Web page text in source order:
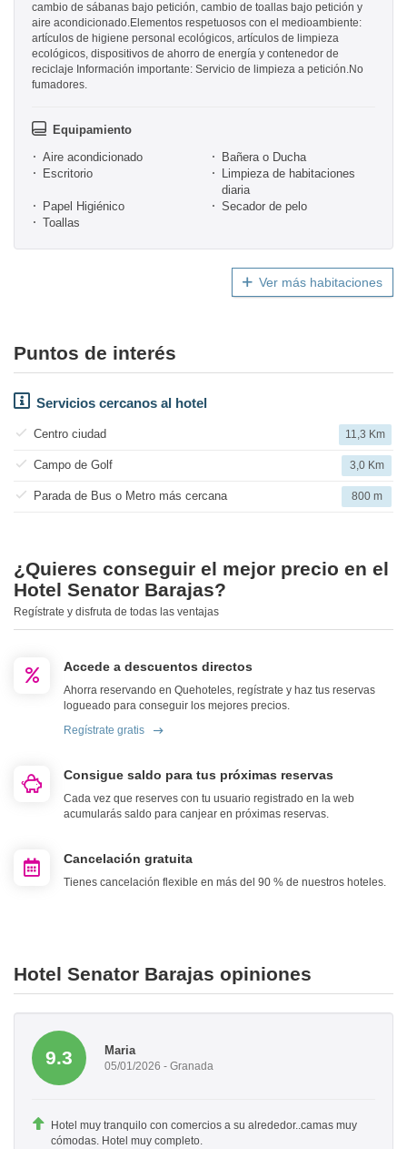
cambio de sábanas bajo petición, cambio de toallas bajo petición y
aire acondicionado.Elementos respetuosos con el medioambiente:
artículos de higiene personal ecológicos, artículos de limpieza
ecológicos, dispositivos de ahorro de energía y contenedor de
reciclaje Información importante: Servicio de limpieza a petición.No
fumadores.
Equipamiento
Aire acondicionado
Bañera o Ducha
Escritorio
Limpieza de habitaciones
diaria
Papel Higiénico
Secador de pelo
Toallas
Ver más habitaciones
Puntos de interés
Servicios cercanos al hotel
Centro ciudad 11,3 Km
Campo de Golf 3,0 Km
Parada de Bus o Metro más cercana 800 m
¿Quieres conseguir el mejor precio en el
Hotel Senator Barajas?
Regístrate y disfruta de todas las ventajas
Accede a descuentos directos
Ahorra reservando en Quehoteles, regístrate y haz tus reservas
logueado para conseguir los mejores precios.
Regístrate gratis
Consigue saldo para tus próximas reservas
Cada vez que reserves con tu usuario registrado en la web
acumularás saldo para canjear en próximas reservas.
Cancelación gratuita
Tienes cancelación flexible en más del 90 % de nuestros hoteles.
Hotel Senator Barajas opiniones
9.3 Maria
05/01/2026 - Granada
Hotel muy tranquilo con comercios a su alrededor..camas muy
cómodas. Hotel muy completo.